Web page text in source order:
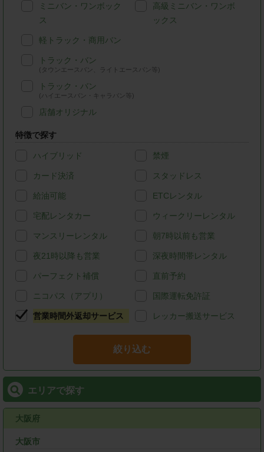
ミニバン・ワンボック
ス
高級ミニバン・ワンボ
ックス
軽トラック・商用バン
トラック・バン
(タウンエースバン、ライトエースバン等)
トラック・バン
(ハイエースバン・キャラバン等)
店舗オリジナル
特徴で探す
ハイブリッド 禁煙
カード決済 スタッドレス
給油可能 ETCレンタル
宅配レンタカー ウィークリーレンタル
マンスリーレンタル 朝7時以前も営業
夜21時以降も営業 深夜時間帯レンタル
パーフェクト補償 直前予約
ニコパス（アプリ） 国際運転免許証
営業時間外返却サービス レッカー搬送サービス
絞り込む
エリアで探す
大阪府
大阪市